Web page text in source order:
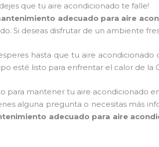
dejes que tu aire acondicionado te falle!
adecuado para aire
Si deseas disfrutar de un ambiente
hasta que tu aire
esté listo para enfrentar el calor de la
para mantener tu aire acondicionado
alguna pregunta o necesitas más
adecuado para aire